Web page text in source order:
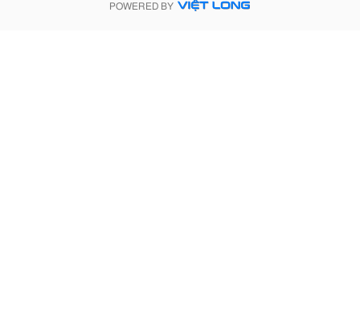
POWERED BY